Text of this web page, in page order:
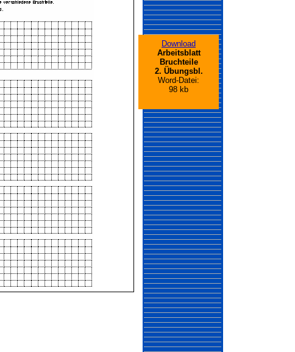
Download
Arbeitsblatt
Bruchteile
2. Übungsbl.
Word-Datei:
98 kb